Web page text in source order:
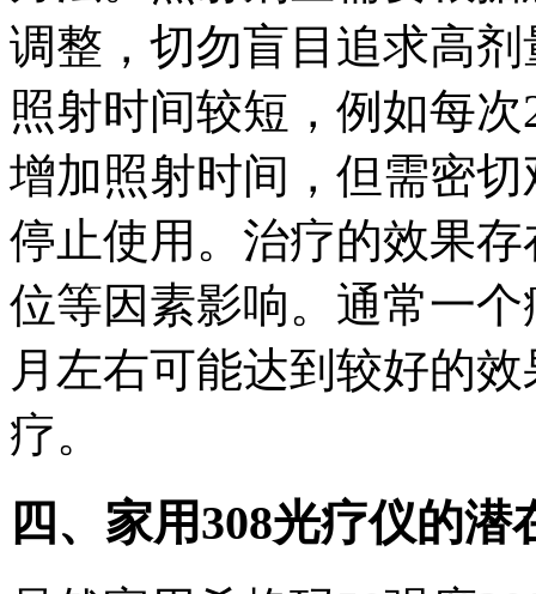
调整，切勿盲目追求高
照射时间较短，例如每
增加照射时间，但需密
停止使用。治疗的效果
位等因素影响。通常一
月左右可能达到较好的
疗。
四、家用308光疗仪的